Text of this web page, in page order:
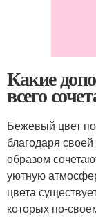
Какие
всего
Бежевый цвет
благодаря
образом
уютную
цвета
которых по-